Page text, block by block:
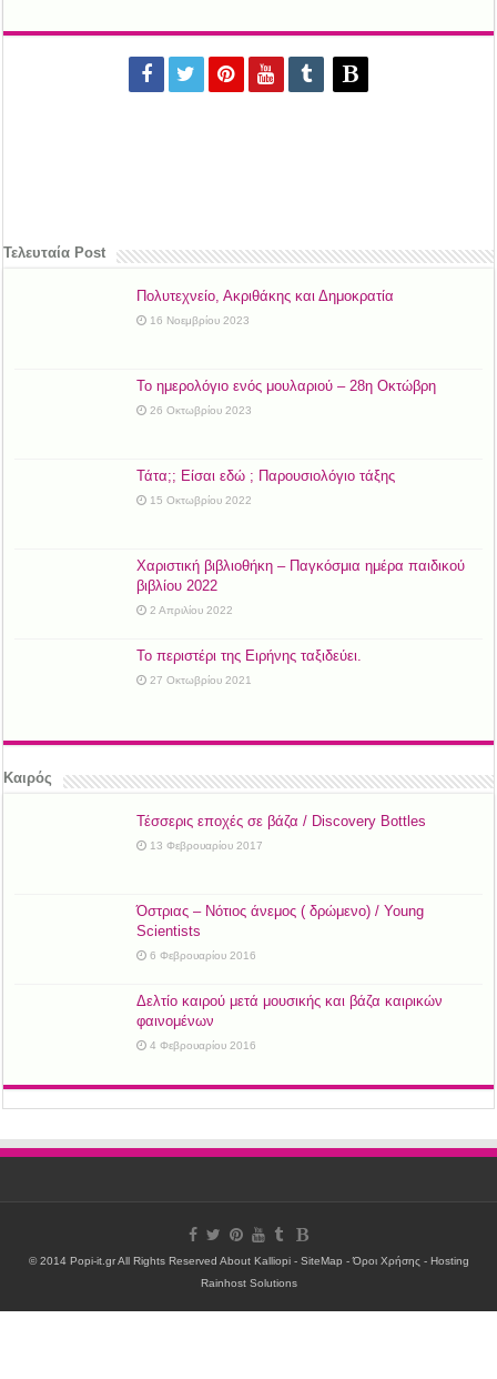
Τελευταία Post
Πολυτεχνείο, Ακριθάκης και Δημοκρατία
16 Νοεμβρίου 2023
Το ημερολόγιο ενός μουλαριού – 28η Οκτώβρη
26 Οκτωβρίου 2023
Τάτα;; Είσαι εδώ ; Παρουσιολόγιο τάξης
15 Οκτωβρίου 2022
Χαριστική βιβλιοθήκη – Παγκόσμια ημέρα παιδικού
βιβλίου 2022
2 Απριλίου 2022
Το περιστέρι της Ειρήνης ταξιδεύει.
27 Οκτωβρίου 2021
Καιρός
Τέσσερις εποχές σε βάζα / Discovery Bottles
13 Φεβρουαρίου 2017
Όστριας – Νότιος άνεμος ( δρώμενο) / Young
Scientists
6 Φεβρουαρίου 2016
Δελτίο καιρού μετά μουσικής και βάζα καιρικών
φαινομένων
4 Φεβρουαρίου 2016
© 2014 Popi-it.gr All Rights Reserved About Kalliopi- SiteMap -Όροι Χρήσης - Hosting
Rainhost Solutions